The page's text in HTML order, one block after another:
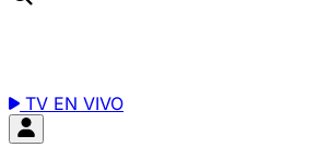
TV EN VIVO